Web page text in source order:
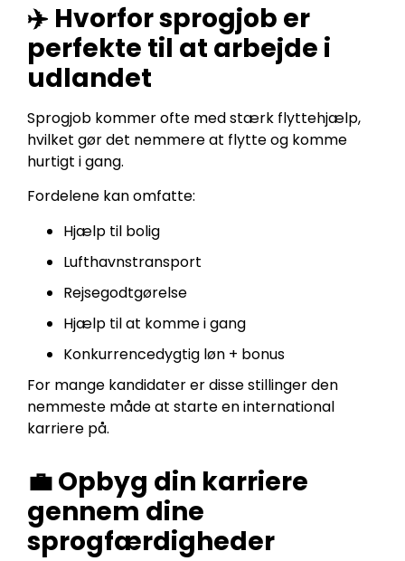
✈️ Hvorfor sprogjob er
perfekte til at arbejde i
udlandet
Sprogjob kommer ofte med stærk flyttehjælp,
hvilket gør det nemmere at flytte og komme
hurtigt i gang.
Fordelene kan omfatte:
Hjælp til bolig
Lufthavnstransport
Rejsegodtgørelse
Hjælp til at komme i gang
Konkurrencedygtig løn + bonus
For mange kandidater er disse stillinger den
nemmeste måde at starte en international
karriere på.
💼 Opbyg din karriere
gennem dine
sprogfærdigheder